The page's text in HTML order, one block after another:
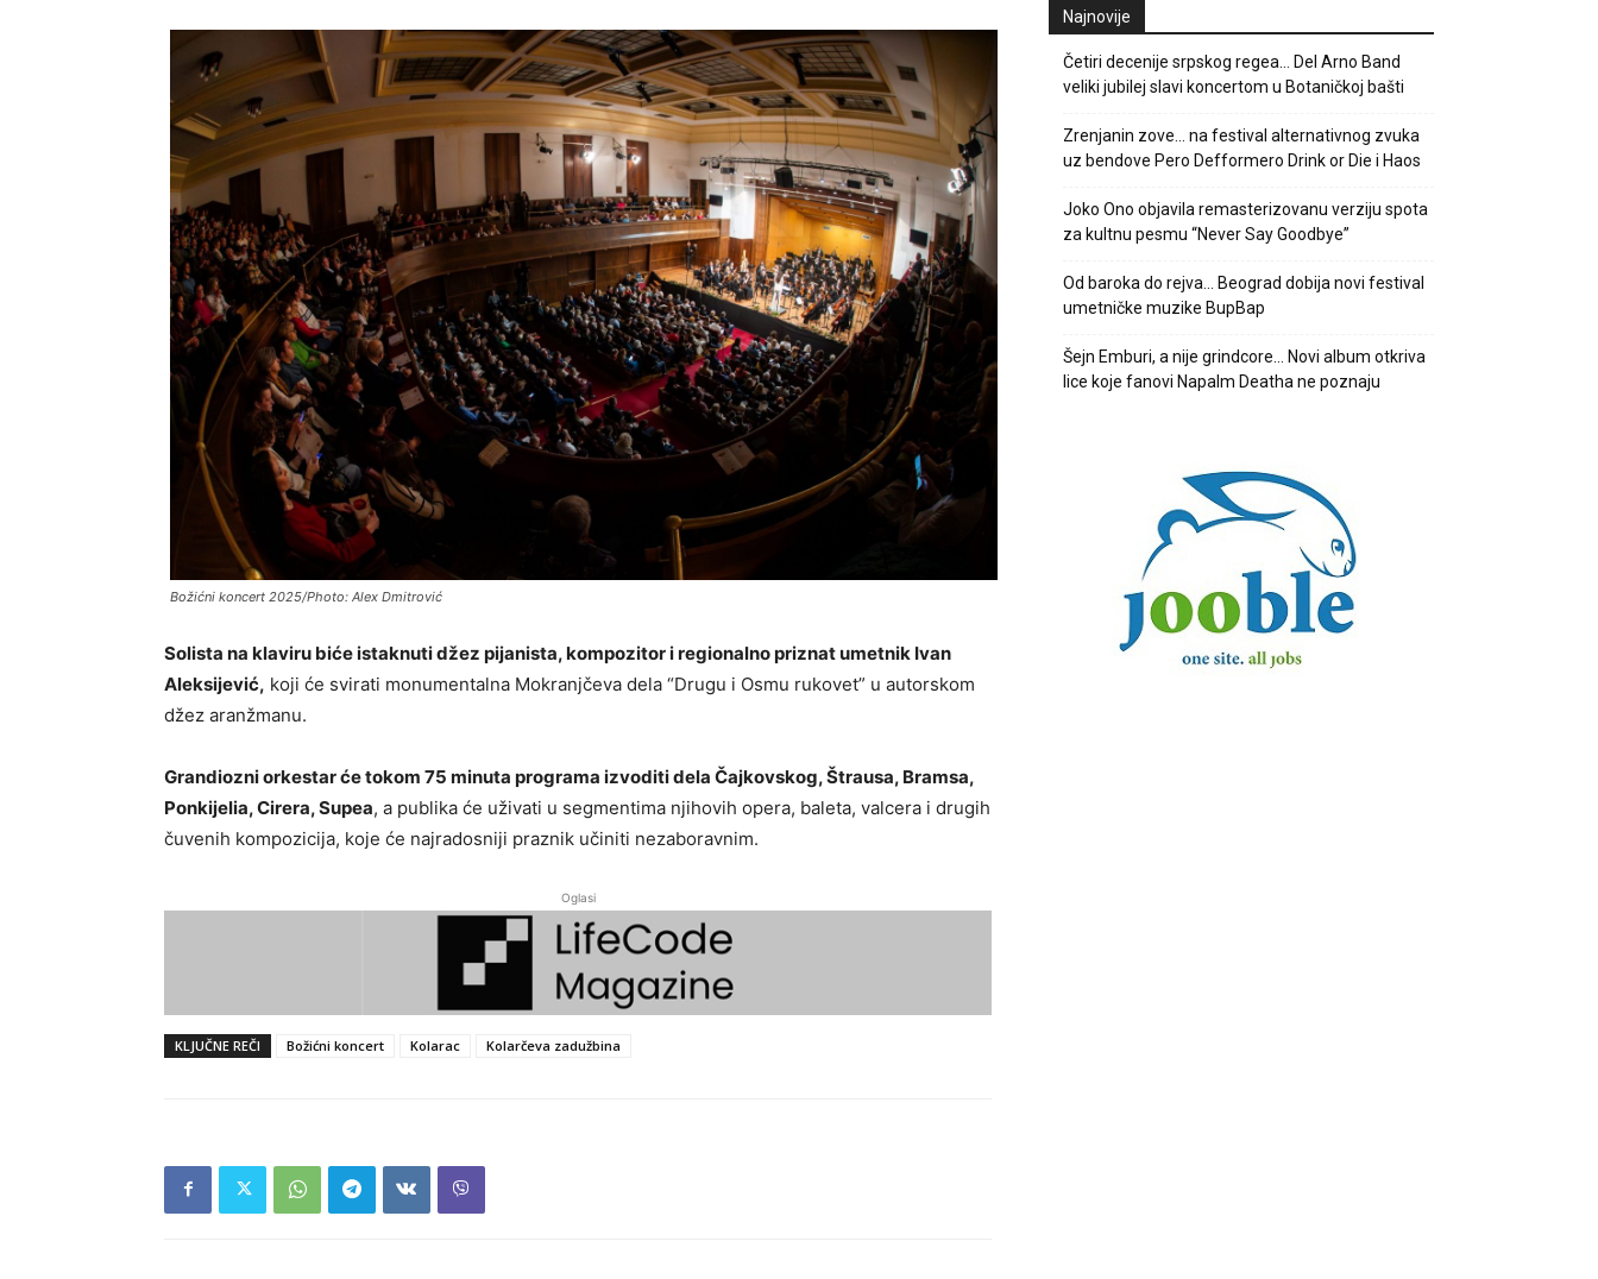
Božićni koncert 2025/Photo: Alex Dmitrović
Solista na klaviru biće istaknuti džez pijanista, kompozitor i regionalno priznat umetnik Ivan
Aleksijević, koji će svirati monumentalna Mokranjčeva dela “Drugu i Osmu rukovet” u autorskom
džez aranžmanu.
Grandiozni orkestar će tokom 75 minuta programa izvoditi dela Čajkovskog, Štrausa, Bramsa,
Ponkijelia, Cirera, Supea, a publika će uživati u segmentima njihovih opera, baleta, valcera i drugih
čuvenih kompozicija, koje će najradosniji praznik učiniti nezaboravnim.
Oglasi
KLJUČNE REČI Božićni koncert Kolarac Kolarčeva zadužbina
Najnovije
Četiri decenije srpskog regea… Del Arno Band
veliki jubilej slavi koncertom u Botaničkoj bašti
Zrenjanin zove… na festival alternativnog zvuka
uz bendove Pero Defformero Drink or Die i Haos
Joko Ono objavila remasterizovanu verziju spota
za kultnu pesmu “Never Say Goodbye”
Od baroka do rejva… Beograd dobija novi festival
umetničke muzike BupBap
Šejn Emburi, a nije grindcore… Novi album otkriva
lice koje fanovi Napalm Deatha ne poznaju